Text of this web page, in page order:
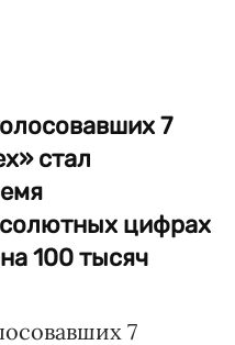
7
стал
цифрах
100 тысяч
7